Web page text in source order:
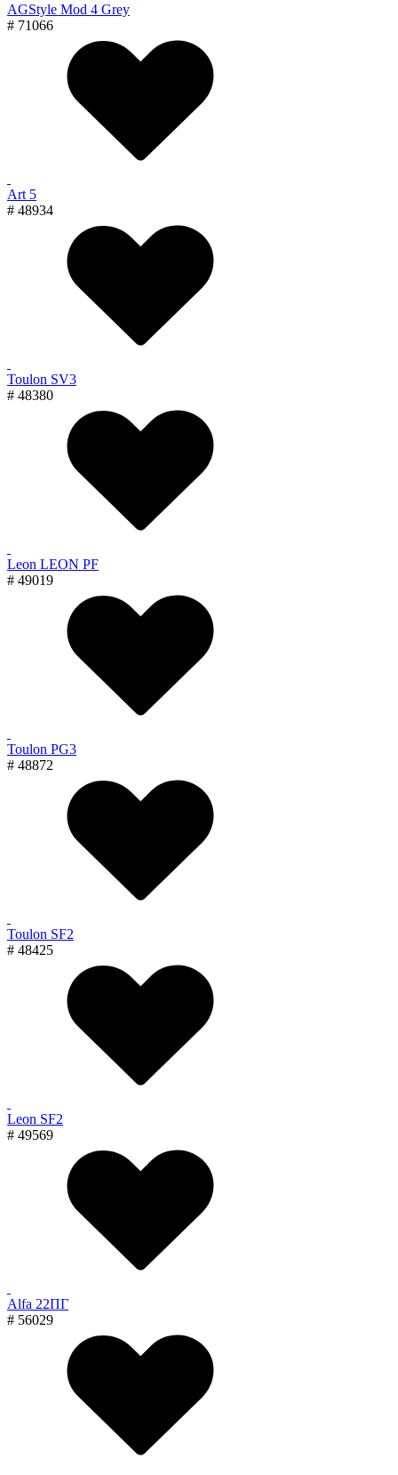
AGStyle Mod 4 Grey
# 71066
Art 5
# 48934
Toulon SV3
# 48380
Leon LEON PF
# 49019
Toulon PG3
# 48872
Toulon SF2
# 48425
Leon SF2
# 49569
Alfa 22ПГ
# 56029